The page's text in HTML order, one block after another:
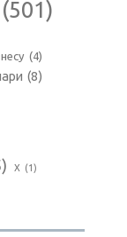
(501)
(4)
(8)
Х (1)